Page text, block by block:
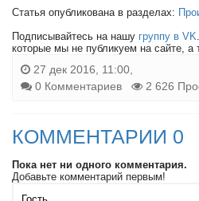
Статья опубликована в разделах:
Подписывайтесь на нашу группу в VK
которые мы не публикуем на сайте, а
27 дек 2016, 11:00,
0 Комментариев
2 626
КОММЕНТАРИИ 0
Пока нет ни одного комментария.
Добавьте комментарий первым!